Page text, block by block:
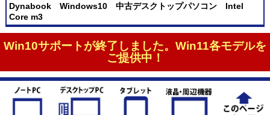
Dynabook Windows10 中古デスクトップパソコン Intel
Core m3
Win10サポートが終了しました。Win11各モデルを
ご提供中！